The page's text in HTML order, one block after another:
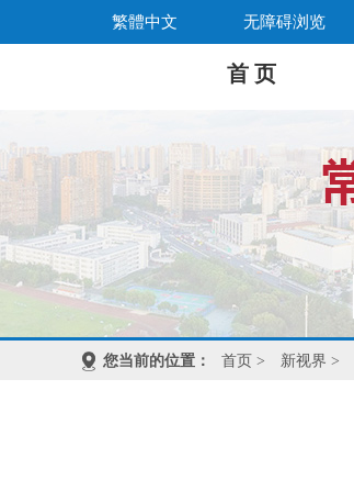
繁體中文 无障碍浏览
首 页
您当前的位置： 首页 > 新视界 >